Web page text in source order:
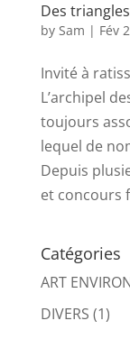
Des
by Sam | Fév
Invité à
L’archipel
toujours
lequel de
Depuis
et concours
Catégories
ART
DIVERS (1)